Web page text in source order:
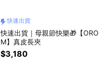
快速出貨
快速出貨｜母親節快樂🎁【ORO
M】真皮長夾
$3,180